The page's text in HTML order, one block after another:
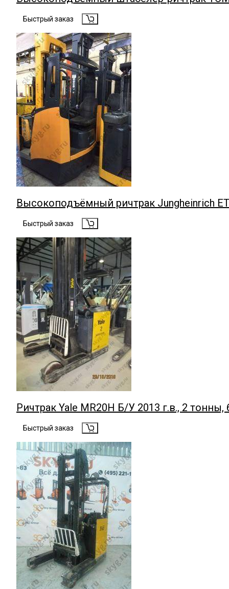
Быстрый заказ
Высокоподъёмный ричтрак Jungheinrich
Быстрый заказ
Ричтрак Yale MR20H Б/У 2013 г.в., 2 тонны,
Быстрый заказ